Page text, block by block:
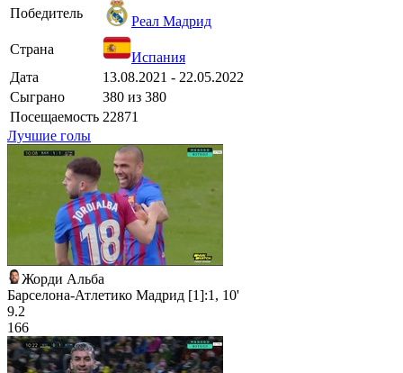
Победитель
Реал Мадрид
Страна
Испания
Дата
13.08.2021 - 22.05.2022
Сыграно
380 из 380
Посещаемость 22871
Лучшие голы
Жорди Альба
Барселона-Атлетико Мадрид [1]:1, 10'
9.2
166